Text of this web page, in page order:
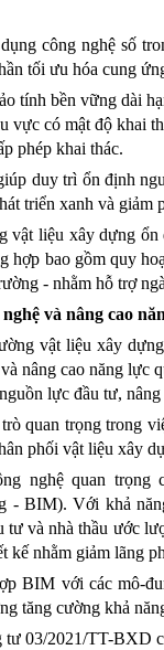
công nghệ số
tối ưu hóa cung
tính bền vững dài
vực có mật độ khai
phép khai thác.
duy trì ổn định
triển xanh và giảm
vật liệu xây dựng
hợp bao gồm quy
- nhằm hỗ trợ
và nâng cao
vật liệu xây
nâng cao năng lực
lực đầu tư,
quan trọng trong
phối vật liệu xây
nghệ quan
- BIM). Với khả
tư và nhà thầu ước
kế nhằm giảm lãng
BIM với các mô-
tăng cường khả
03/2021/TT-BXD